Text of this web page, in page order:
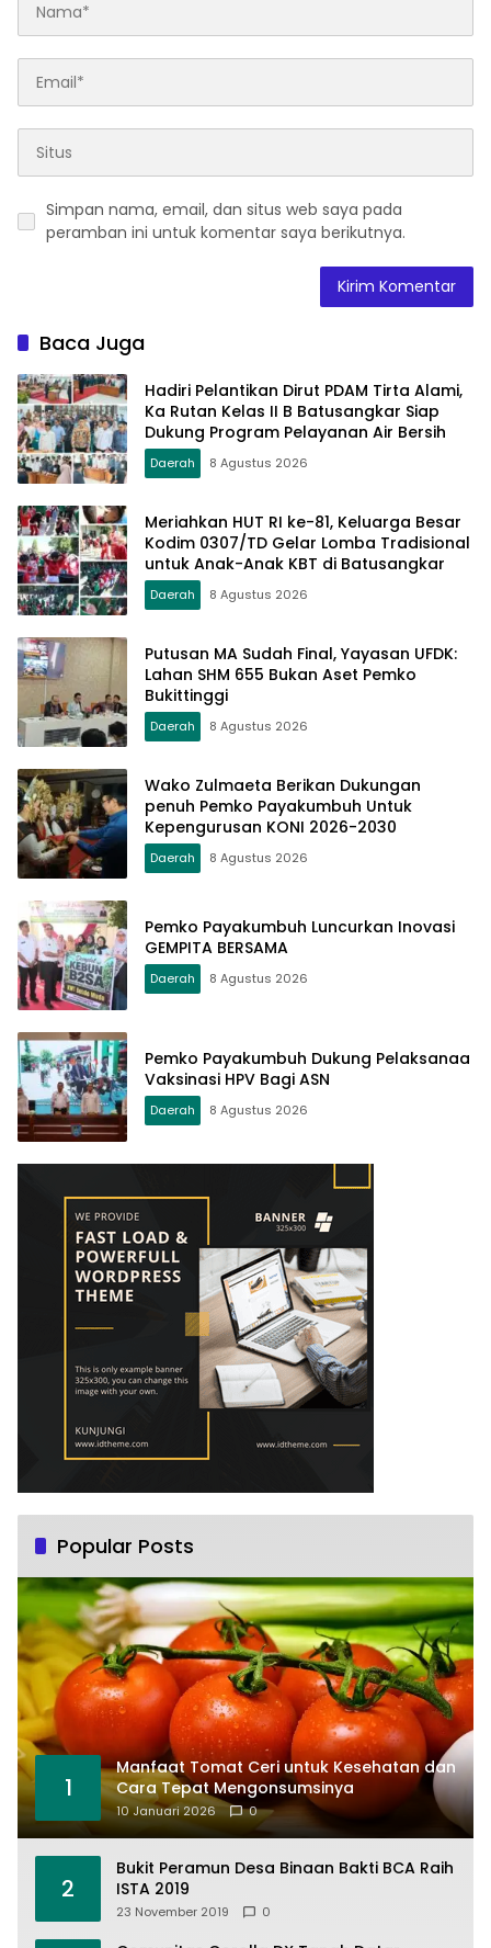
Simpan nama, email, dan situs web saya pada
peramban ini untuk komentar saya berikutnya.
Baca Juga
Hadiri Pelantikan Dirut PDAM Tirta Alami,
Ka Rutan Kelas II B Batusangkar Siap
Dukung Program Pelayanan Air Bersih
Daerah 8 Agustus 2026
Meriahkan HUT RI ke-81, Keluarga Besar
Kodim 0307/TD Gelar Lomba Tradisional
untuk Anak-Anak KBT di Batusangkar
Daerah 8 Agustus 2026
Putusan MA Sudah Final, Yayasan UFDK:
Lahan SHM 655 Bukan Aset Pemko
Bukittinggi
Daerah 8 Agustus 2026
Wako Zulmaeta Berikan Dukungan
penuh Pemko Payakumbuh Untuk
Kepengurusan KONI 2026-2030
Daerah 8 Agustus 2026
Pemko Payakumbuh Luncurkan Inovasi
GEMPITA BERSAMA
Daerah 8 Agustus 2026
Pemko Payakumbuh Dukung Pelaksanaa
Vaksinasi HPV Bagi ASN
Daerah 8 Agustus 2026
Popular Posts
1
Manfaat Tomat Ceri untuk Kesehatan dan
Cara Tepat Mengonsumsinya
10 Januari 2026 0
2
Bukit Peramun Desa Binaan Bakti BCA Raih
ISTA 2019
23 November 2019 0